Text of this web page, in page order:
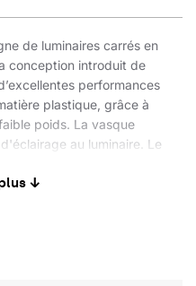
de luminaires carrés en
conception introduit de
performances
plastique, grâce à
poids. La vasque
au luminaire. Le
modernes à source LED.
↓